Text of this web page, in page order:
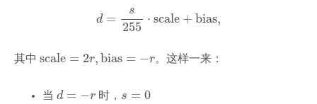
d =
s
255
⋅ scale + bias,
255
其中 scale = 2r,bias = −r
scale r, bias 。这样一来：
当 d = −r
d 时， s = 0